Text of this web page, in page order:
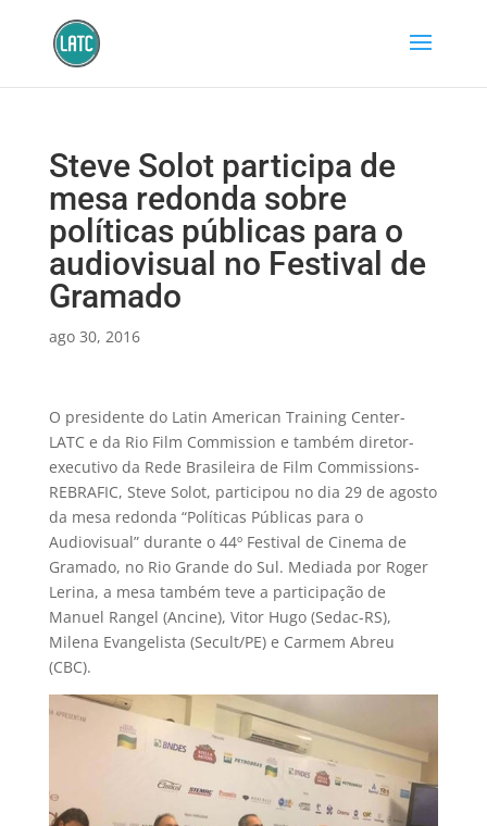
Steve Solot participa de
mesa redonda sobre
políticas públicas para o
audiovisual no Festival de
Gramado
ago 30, 2016
O presidente do Latin American Training Center-
LATC e da Rio Film Commission e também diretor-
executivo da Rede Brasileira de Film Commissions-
REBRAFIC, Steve Solot, participou no dia 29 de agosto
da mesa redonda “Políticas Públicas para o
Audiovisual” durante o 44º Festival de Cinema de
Gramado, no Rio Grande do Sul. Mediada por Roger
Lerina, a mesa também teve a participação de
Manuel Rangel (Ancine), Vitor Hugo (Sedac-RS),
Milena Evangelista (Secult/PE) e Carmem Abreu
(CBC).